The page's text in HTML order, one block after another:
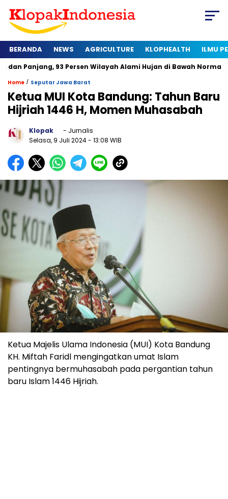
BERANDA NEWS AGRICULTURE KLOPHEALTH ILMU
93 Persen Wilayah Alami Hujan di Bawah Normal Kapan
Home / Seputar Jawa Barat
Ketua MUI Kota Bandung: Tahun Baru
Hijriah 1446 H, Momen Muhasabah
Klopak
- Jurnalis
Selasa, 9 Juli 2024- 13:08 WIB
Ketua Majelis Ulama Indonesia (MUI) Kota Bandung
KH. Miftah Faridl mengingatkan umat Islam
pentingnya bermuhasabah pada pergantian tahun
baru Islam 1446 Hijriah.